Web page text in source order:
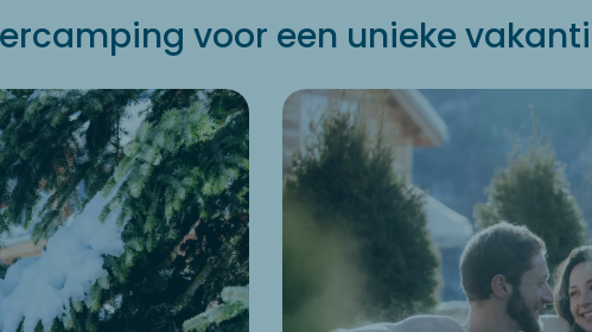
voor een unieke